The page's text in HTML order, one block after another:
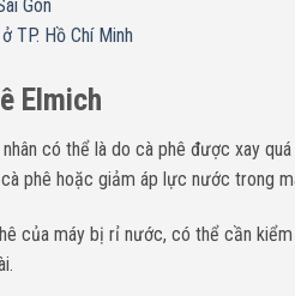
Gòn
TP. Hồ Chí Minh
Elmich
có thể là do cà phê được xay
phê hoặc giảm áp lực nước trong
của máy bị rỉ nước, có thể cần